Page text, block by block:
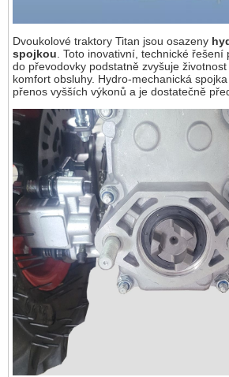
Dvoukolové traktory Titan jsou osazeny
spojkou . Toto inovativní, technické
do převodovky podstatně zvyšuje
komfort obsluhy. Hydro-mechanická
přenos vyšších výkonů a je dostatečně